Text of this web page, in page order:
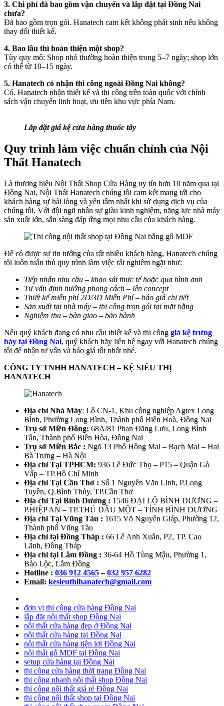
3. Chi phí đã bao gồm vận chuyển và lắp đặt tại Đồng Nai
chưa?
Đã bao gồm trọn gói. Hanatech cam kết không phát sinh nếu không
thay đổi thiết kế.
4. Bao lâu thì hoàn thiện một shop?
Tùy quy mô: Shop nhỏ thường hoàn thiện trong 5–7 ngày; shop lớn
có thể từ 10–15 ngày.
5. Hanatech có nhận thi công ngoài Đồng Nai không?
Có. Hanatech nhận thiết kế và thi công trên toàn quốc với chính
sách vận chuyển linh hoạt, ưu tiên khu vực phía Nam.
Lắp đặt giá kệ cửa hàng thuốc tây
Quy trình làm việc chuẩn chỉnh của Nội
Thất Hanatech
Là thương hiệu Nội Thất Shop Cửa Hàng uy tín hơn 10 năm qua tại
Đồng Nai, Nội Thất Hanatech chúng tôi cam kết mang tới cho
khách hàng sự hài lòng và yên tâm nhất khi sử dụng dịch vụ của
chúng tôi. Với đội ngũ nhân sự giàu kinh nghiệm, năng lực nhà máy
sản xuất lớn, sẵn sàng đáp ứng mọi nhu cầu của khách hàng.
Để có được sự tin tưởng của rất nhiều khách hàng, Hanatech chúng
tôi luôn tuân thủ quy trình làm việc rất nghiêm ngặt như:
Tiếp nhận nhu cầu – khảo sát thực tế hoặc qua hình ảnh
Tư vấn định hướng phong cách – lên concept
Thiết kế miễn phí 2D/3D Miễn Phí – báo giá chi tiết
Sản xuất tại nhà máy – thi công trọn gói tại mặt bằng
Nghiệm thu – bàn giao – bảo hành
Nếu quý khách đang có nhu cầu thiết kế và thi công giá kệ trưng
bày tại Đồng Nai, quý khách hãy liên hệ ngay với Hanatech chúng
tôi để nhận tư vấn và báo giá tốt nhất nhé.
CÔNG TY TNHH HANATECH – KỆ SIÊU THỊ
HANATECH
Địa chỉ Nhà Máy: Lô CN-1, Khu công nghiệp Agtex Long
Bình, Phường Long Bình, Thành phố Biên Hoà, Đồng Nai
Trụ sở Miền Đông: 68A/81 Phan Đăng Lưu, Long Bình
Tân, Thành phố Biên Hòa, Đồng Nai
Trụ sở Miền Bắc : Ngõ 13 Phố Hồng Mai – Bạch Mai – Hai
Bà Trưng – Hà Nội
Địa chỉ Tại TPHCM: 936 Lê Đức Thọ – P15 – Quận Gò
Vấp – TP.Hồ Chí Minh
Địa chỉ Tại Cần Thơ : Số 1 Nguyễn Văn Linh, P.Long
Tuyền, Q.Bình Thủy, TP.Cần Thơ
Địa chỉ Tại Bình Dương : 1546 ĐẠI LỘ BÌNH DƯƠNG –
P.HIỆP AN – TP.THỦ DẦU MỘT – TỈNH BÌNH DƯƠNG
Địa chỉ Tại Vũng Tàu : 1615 Võ Nguyên Giáp, Phường 12,
Thành phố Vũng Tàu
Địa chỉ tại Đồng Tháp : 66 Lê Anh Xuân, P2, TP. Cao
Lãnh, Đồng Tháp
Địa chỉ tại Lâm Đồng : 36-64 Hồ Tùng Mậu, Phường 1,
Bảo Lộc, Lâm Đồng
Hotline : 036 912 4565–032 957 6282
Email: kesieuthihanatech@gmail.com
đơn vị thi công cửa hàng Đồng Nai
lắp đặt nội thất shop Đồng Nai
nội thất cửa hàng đẹp ở Đồng Nai
nội thất cửa hàng tại Đồng Nai
nội thất cửa hàng tiện lợi Đồng Nai
nội thất gỗ MDF tại Đồng Nai
setup cửa hàng tại Đồng Nai
thi công cửa hàng thời trang Đồng Nai
thi công nhanh nội thất shop Đồng Nai
thi công nội thất giá rẻ Đồng Nai
thi công nội thất shop tại Đồng Nai